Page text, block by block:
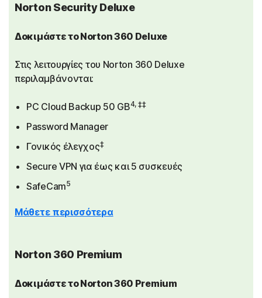
Norton Security Deluxe
Δοκιμάστε το Norton 360 Deluxe
Στις λειτουργίες του Norton 360 Deluxe
περιλαμβάνονται:
PC Cloud Backup 50 GB4, ‡‡
Password Manager
Γονικός έλεγχος‡
Secure VPN για έως και 5 συσκευές
SafeCam5
Μάθετε περισσότερα
Norton 360 Premium
Δοκιμάστε το Norton 360 Premium